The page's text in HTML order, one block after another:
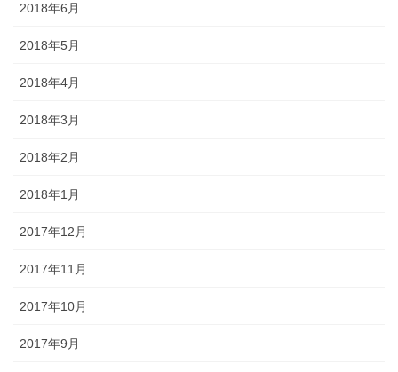
2018年6月
2018年5月
2018年4月
2018年3月
2018年2月
2018年1月
2017年12月
2017年11月
2017年10月
2017年9月